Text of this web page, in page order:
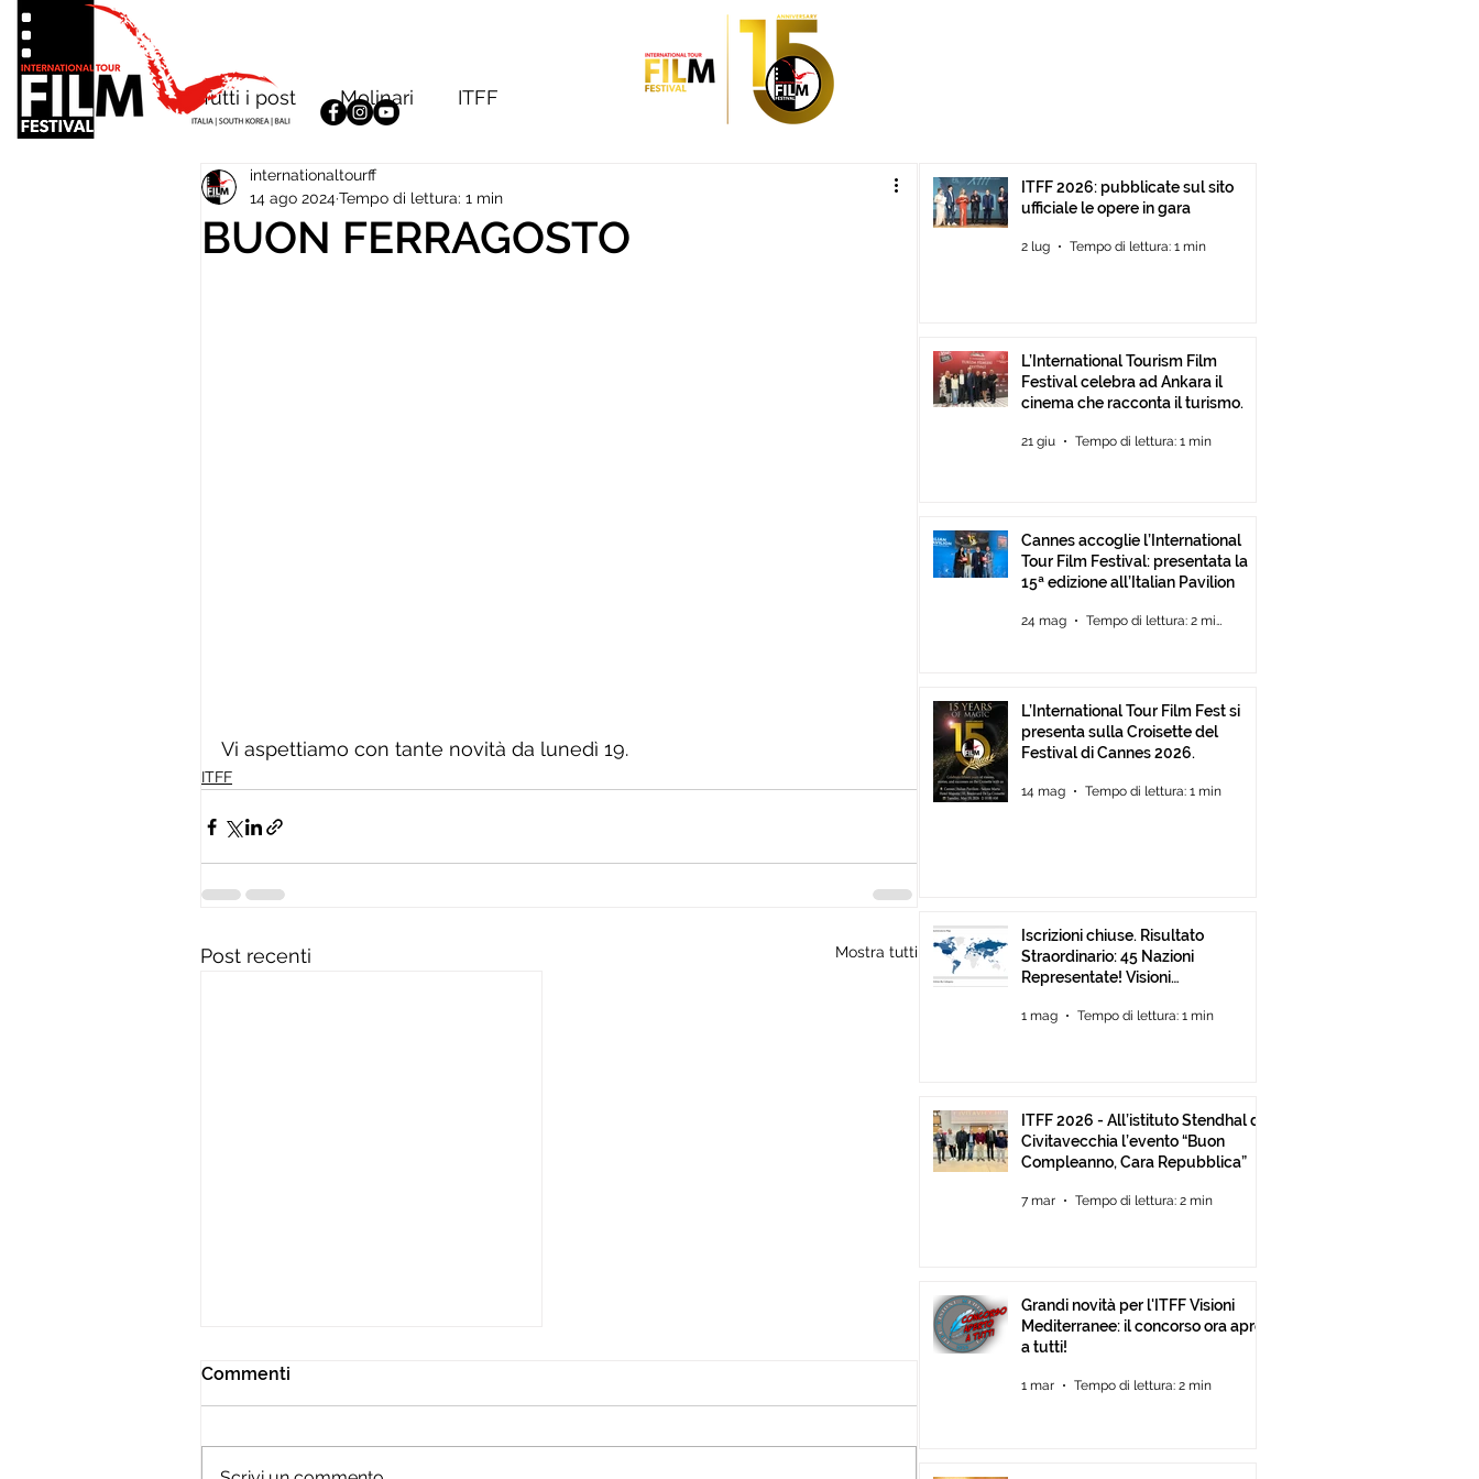
Tutti i post Molinari ITFF
BUON FERRAGOSTO
internationaltourff
14 ago 2024Tempo di lettura: 1 min
Vi aspettiamo con tante novità da lunedì 19.
ITFF
Post recenti Mostra tutti
Commenti
ITFF 2026: pubblicate sul sito
ufficiale le opere in gara
2 lug Tempo di lettura: 1 min
L’International Tourism Film
Festival celebra ad Ankara il
cinema che racconta il turismo.
21 giu Tempo di lettura: 1 min
Cannes accoglie l’International
Tour Film Festival: presentata la
15ª edizione all’Italian Pavilion
24 mag Tempo di lettura: 2 min
L’International Tour Film Fest si
presenta sulla Croisette del
Festival di Cannes 2026.
14 mag Tempo di lettura: 1 min
Iscrizioni chiuse. Risultato
Straordinario: 45 Nazioni
Representate! Visioni
al 30 Giugno
1 mag Tempo di lettura: 1 min
ITFF 2026 - All’istituto Stendhal di
Civitavecchia l’evento “Buon
Compleanno, Cara Repubblica”
7 mar Tempo di lettura: 2 min
Grandi novità per l'ITFF Visioni
Mediterranee: il concorso ora apre
a tutti!
1 mar Tempo di lettura: 2 min